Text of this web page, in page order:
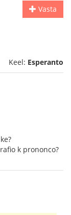
Vasta
Keel: Esperanto
k prononco?